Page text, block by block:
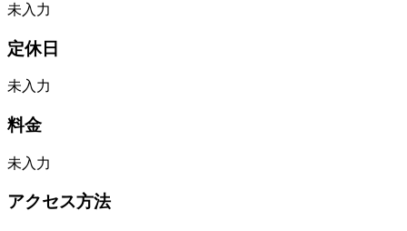
未入力
定休日
未入力
料金
未入力
アクセス方法